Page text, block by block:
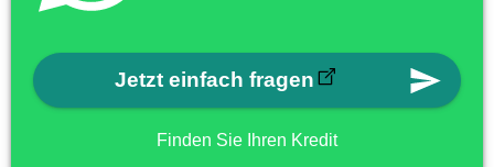
Jetzt einfach fragen
Finden Sie Ihren Kredit